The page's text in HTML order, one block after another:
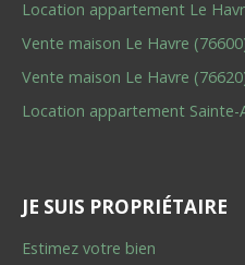
Location appartement Le
Vente maison Le Havre
Vente maison Le Havre
Location appartement Sainte-
JE SUIS PROPRIÉTAIRE
Estimez votre bien